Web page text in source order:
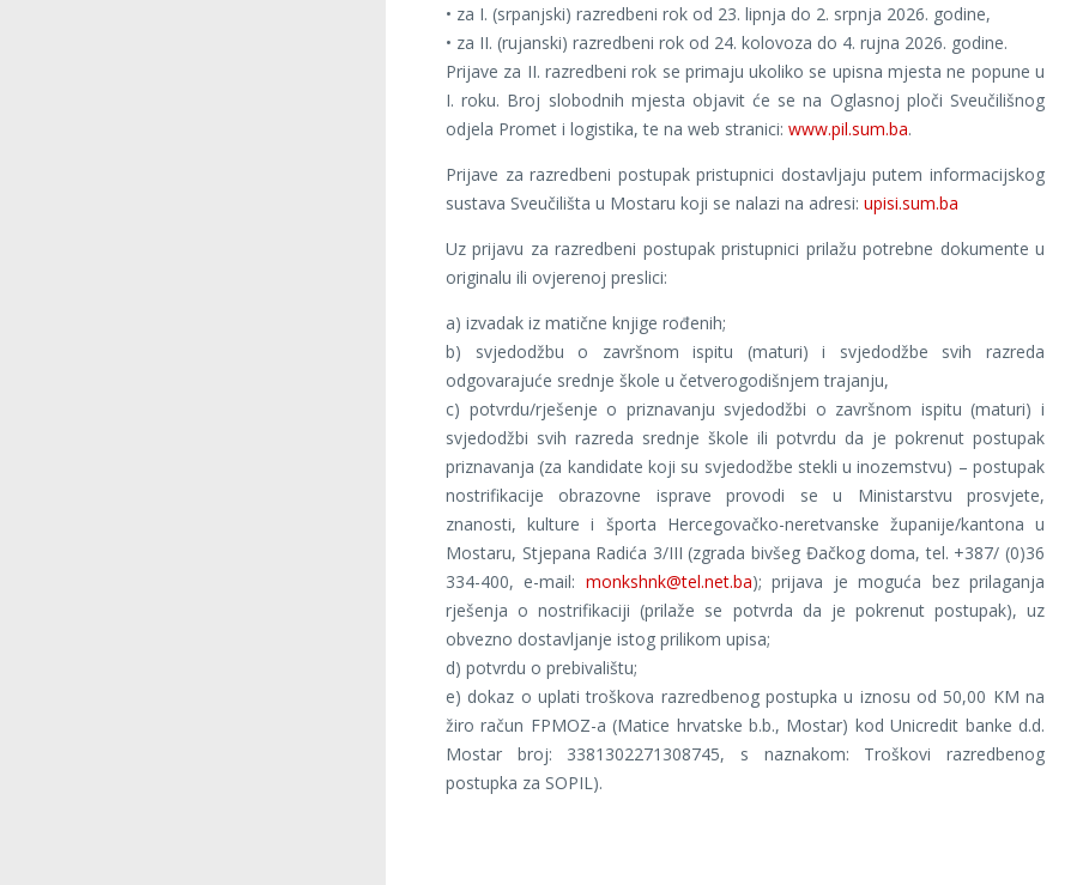
• za I. (srpanjski) razredbeni rok od 23. lipnja do 2. srpnja 2026. godine,
• za II. (rujanski) razredbeni rok od 24. kolovoza do 4. rujna 2026. godine.
Prijave za II. razredbeni rok se primaju ukoliko se upisna mjesta ne popune u
I. roku. Broj slobodnih mjesta objavit će se na Oglasnoj ploči Sveučilišnog
odjela Promet i logistika, te na web stranici: www.pil.sum.ba.
Prijave za razredbeni postupak pristupnici dostavljaju putem informacijskog
sustava Sveučilišta u Mostaru koji se nalazi na adresi: upisi.sum.ba
Uz prijavu za razredbeni postupak pristupnici prilažu potrebne dokumente u
originalu ili ovjerenoj preslici:
a) izvadak iz matične knjige rođenih;
b) svjedodžbu o završnom ispitu (maturi) i svjedodžbe svih razreda
odgovarajuće srednje škole u četverogodišnjem trajanju,
c) potvrdu/rješenje o priznavanju svjedodžbi o završnom ispitu (maturi) i
svjedodžbi svih razreda srednje škole ili potvrdu da je pokrenut postupak
priznavanja (za kandidate koji su svjedodžbe stekli u inozemstvu) – postupak
nostrifikacije obrazovne isprave provodi se u Ministarstvu prosvjete,
znanosti, kulture i športa Hercegovačko-neretvanske županije/kantona u
Mostaru, Stjepana Radića 3/III (zgrada bivšeg Đačkog doma, tel. +387/ (0)36
334-400, e-mail: monkshnk@tel.net.ba); prijava je moguća bez prilaganja
rješenja o nostrifikaciji (prilaže se potvrda da je pokrenut postupak), uz
obvezno dostavljanje istog prilikom upisa;
d) potvrdu o prebivalištu;
e) dokaz o uplati troškova razredbenog postupka u iznosu od 50,00 KM na
žiro račun FPMOZ-a (Matice hrvatske b.b., Mostar) kod Unicredit banke d.d.
Mostar broj: 3381302271308745, s naznakom: Troškovi razredbenog
postupka za SOPIL).